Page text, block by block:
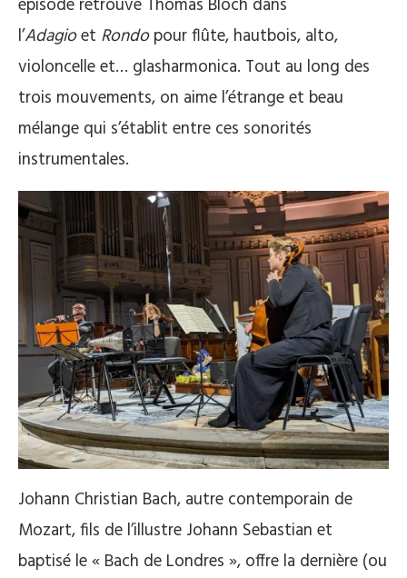
épisode retrouve Thomas Bloch dans
l’Adagioet Rondopour flûte, hautbois, alto,
violoncelle et… glasharmonica. Tout au long des
trois mouvements, on aime l’étrange et beau
mélange qui s’établit entre ces sonorités
instrumentales.
Johann Christian Bach, autre contemporain de
Mozart, fils de l’illustre Johann Sebastian et
baptisé le « Bach de Londres », offre la dernière (ou